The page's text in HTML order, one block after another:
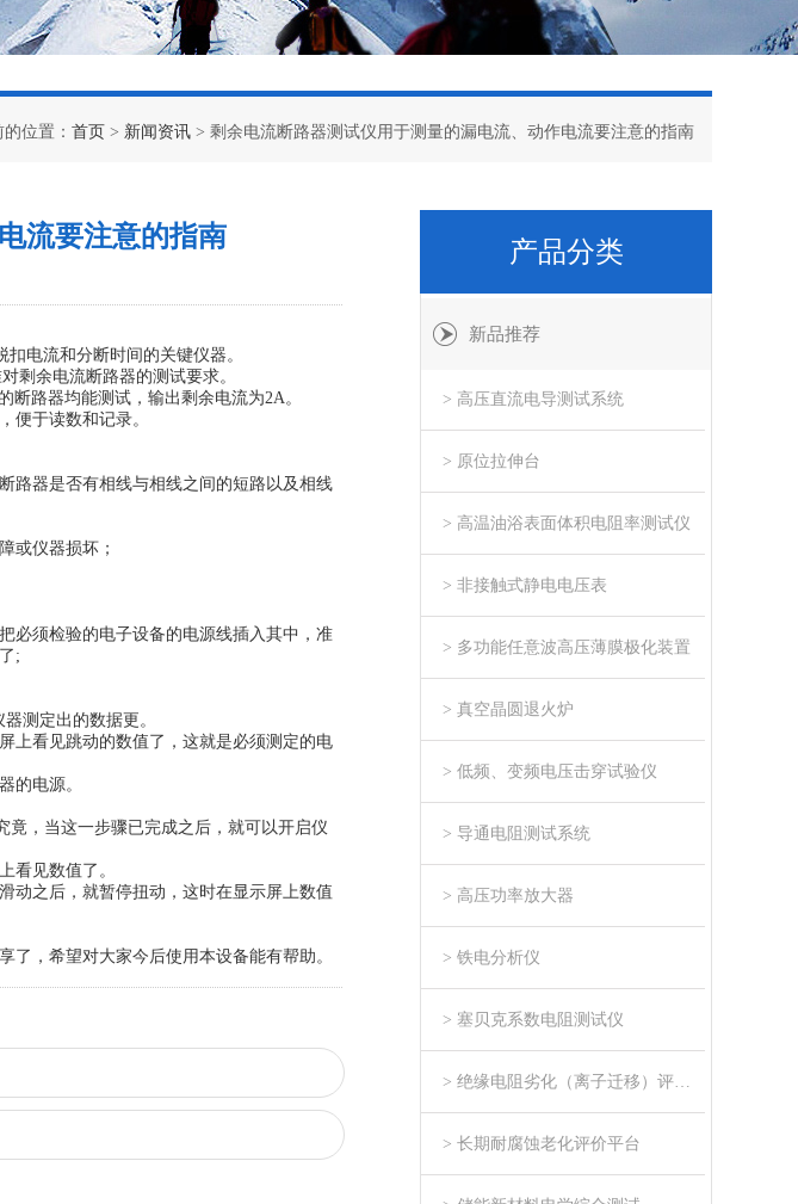
位置： 首页 > 新闻资讯 > 剩余电流断路器测试仪用于测量的漏电流、动作电流要注意的指南
流要注意的指南
电流和分断时间的关键仪器。
剩余电流断路器的测试要求。
路器均能测试，输出剩余电流为2A。
于读数和记录。
器是否有相线与相线之间的短路以及相线
或仪器损坏；
须检验的电子设备的电源线插入其中，准
;
测定出的数据更。
看见跳动的数值了，这就是必须测定的电
的电源。
，当这一步骤已完成之后，就可以开启仪
见数值了。
之后，就暂停扭动，这时在显示屏上数值
，希望对大家今后使用本设备能有帮助。
产品分类
新品推荐
> 高压直流电导测试系统
> 原位拉伸台
> 高温油浴表面体积电阻率测试仪
> 非接触式静电电压表
> 多功能任意波高压薄膜极化装置
> 真空晶圆退火炉
> 低频、变频电压击穿试验仪
> 导通电阻测试系统
> 高压功率放大器
> 铁电分析仪
> 塞贝克系数电阻测试仪
> 绝缘电阻劣化（离子迁移）评估系统
> 长期耐腐蚀老化评价平台